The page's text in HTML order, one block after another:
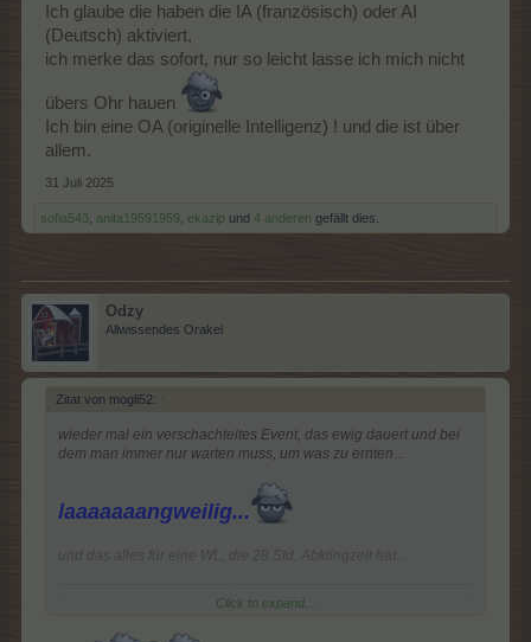
Ich glaube die haben die IA (französisch) oder AI
(Deutsch) aktiviert,
ich merke das sofort, nur so leicht lasse ich mich nicht
übers Ohr hauen
Ich bin eine OA (originelle Intelligenz) ! und die ist über
allem.
31 Juli 2025
sofia543 anita19591959 ekazip und 4 anderen gefällt dies.
Odzy
Allwissendes Orakel
Zitat von mogli52: ↑
wieder mal ein verschachteltes Event, das ewig dauert und bei
dem man immer nur warten muss, um was zu ernten...
laaaaaaangweilig...
und das alles für eine WL, die 28 Std. Abklingzeit hat...
Click to expand...